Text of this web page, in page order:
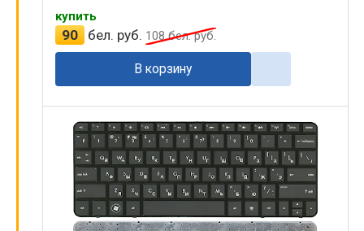
купить
90 бел. руб. 108бел. руб.
В корзину